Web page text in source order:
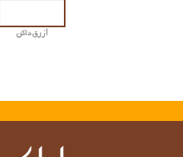
أزرق داکن